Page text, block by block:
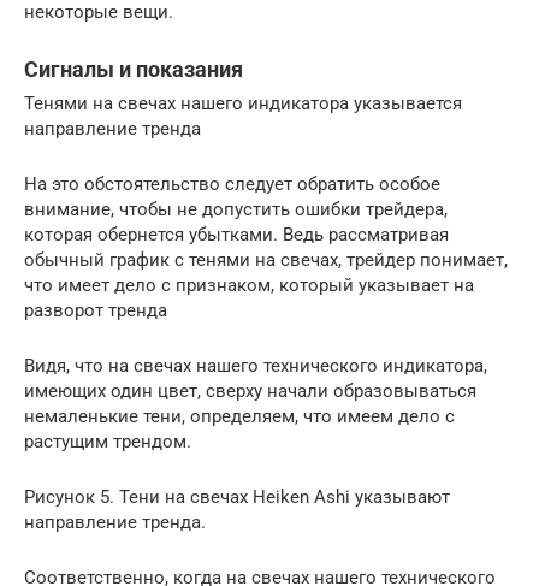
некоторые вещи.
Сигналы и показания
Тенями на свечах нашего индикатора указывается
направление тренда
На это обстоятельство следует обратить особое
внимание, чтобы не допустить ошибки трейдера,
которая обернется убытками. Ведь рассматривая
обычный график с тенями на свечах, трейдер понимает,
что имеет дело с признаком, который указывает на
разворот тренда
Видя, что на свечах нашего технического индикатора,
имеющих один цвет, сверху начали образовываться
немаленькие тени, определяем, что имеем дело с
растущим трендом.
Рисунок 5. Тени на свечах Heiken Ashi указывают
направление тренда.
Соответственно, когда на свечах нашего технического